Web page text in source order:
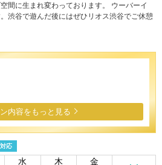
間に生まれ変わっております。 ウーバーイ
渋谷で遊んだ後にはぜひリオス渋谷でご休憩
内容をもっと見る
応
水 木 金